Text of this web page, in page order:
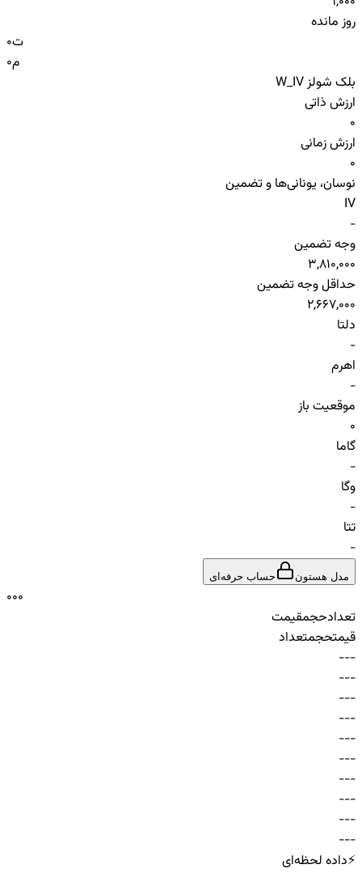
روز مانده
0ت
0م
بلک شولز W_IV
ارزش ذاتی
0
ارزش زمانی
0
نوسان، یونانی‌ها و تضمین
IV
-
وجه تضمین
3,810,000
حداقل وجه تضمین
2,667,000
دلتا
-
اهرم
-
موقعیت باز
0
گاما
-
وگا
-
تتا
-
مدل هستون حساب حرفه‌ای
000
تعدادحجمقیمت
قیمتحجمتعداد
-
-
-
-
-
-
-
-
-
-
-
-
-
-
-
-
-
-
-
-
-
-
-
-
-
-
-
-
-
-
⚡داده لحظه‌ای